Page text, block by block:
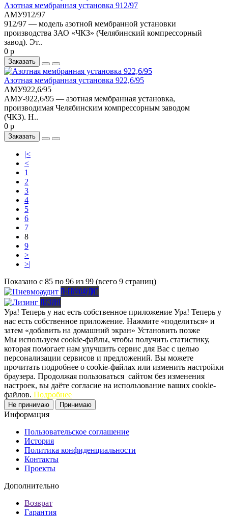
Азотная мембранная установка 912/97
АМУ912/97
912/97 — модель азотной мембранной установки
производства ЗАО «ЧКЗ» (Челябинский компрессорный
завод). Эт..
0 р
Заказать
Азотная мембранная установка 922,6/95
АМУ922,6/95
АМУ-922,6/95 — азотная мембранная установка,
производимая Челябинским компрессорным заводом
(ЧКЗ). Н..
0 р
Заказать
|<
<
1
2
3
4
5
6
7
8
9
>
>|
Показано с 85 по 96 из 99 (всего 9 страниц)
ПНЕВМОАУДИТ
ЛИЗИНГ
Ура! Теперь у нас есть собственное приложение Ура! Теперь у
нас есть собственное приложение. Нажмите «поделиться» и
затем «добавить на домашний экран» Установить позже
Мы используем cookie-файлы, чтобы получить статистику,
которая помогает нам улучшить сервис для Вас с целью
персонализации сервисов и предложений. Вы можете
прочитать подробнее о cookie-файлах или изменить настройки
браузера. Продолжая пользоваться сайтом без изменения
настроек, вы даёте согласие на использование ваших cookie-
файлов. Подробнее
Не принимаю Принимаю
Информация
Пользовательское соглашение
История
Политика конфиденциальности
Контакты
Проекты
Дополнительно
Возврат
Гарантия